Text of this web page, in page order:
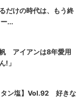
だけの時代は、もう終
...
帆 アイアンは8年愛用
!」
タン塩】Vol.92 好きな